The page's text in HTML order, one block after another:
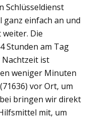
Schlüsseldienst
ganz einfach an und
Die
Stunden am Tag
ist
weniger Minuten
vor Ort, um
bringen wir direkt
mit, um